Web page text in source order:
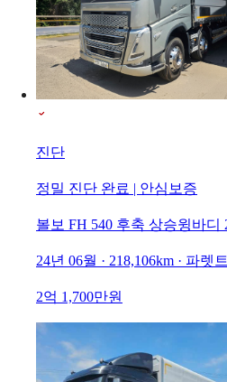
진단
정밀 진단 완료 | 안심보증
볼보 FH 540 후축 상승윙바디
24년 06월 · 218,106km · 파렛
2억 1,700만원